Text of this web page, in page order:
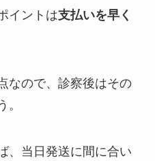
イントは支払いを早く
なので、診察後はその
。
、当日発送に間に合い